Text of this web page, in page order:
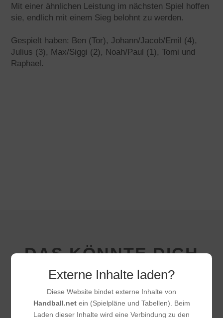
Mit einer ähnlichen Leistung im nächsten Spiel hoffen
sie, endlich mit einem Sieg belohnt zu werden.
Gespielt haben: Ben (Tor), Johann/Jacob/Emil (4),
Julius (3), Max/Siggi (2), Noah/Paul (1), Tomi und
Raphael.
DAS KÖNNTE DICH
AUCH
INTERESSIEREN
Externe Inhalte laden?
Diese Website bindet externe Inhalte von
Handball.netein (Spielpläne und Tabellen). Beim
Laden dieser Inhalte wird eine Verbindung zu den